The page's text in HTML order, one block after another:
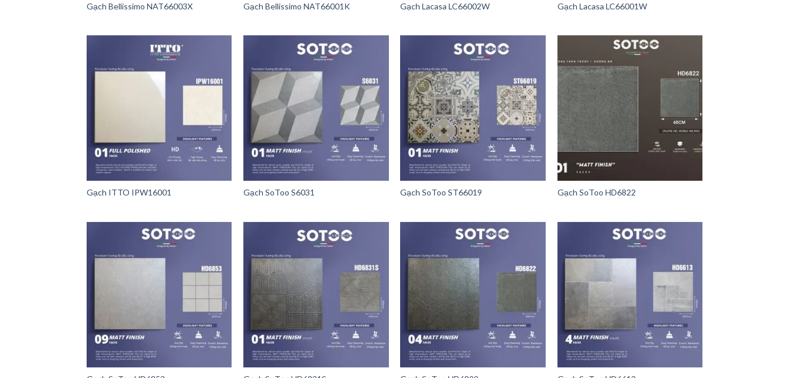
Gạch Bellissimo NAT66003X Gạch Bellissimo NAT66001K Gạch Lacasa LC66002W Gạch Lacasa LC66001W
Gạch ITTO IPW16001 Gạch SoToo S6031 Gạch SoToo ST66019 Gạch SoToo HD6822